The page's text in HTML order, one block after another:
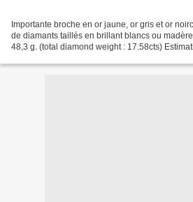
Importante broche en or jaune, or gris et or
de diamants taillés en brillant blancs ou
48,3 g. (total diamond weight : 17.58cts)